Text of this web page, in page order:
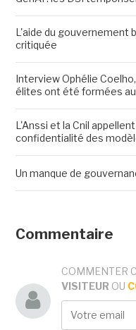
L'aide du gouvernement
critiquée
Interview Ophélie
élites ont été formées
L'Anssi et la Cnil
confidentialité des
Un manque de
Commentaire
COMMENTER
VISITEUR OU